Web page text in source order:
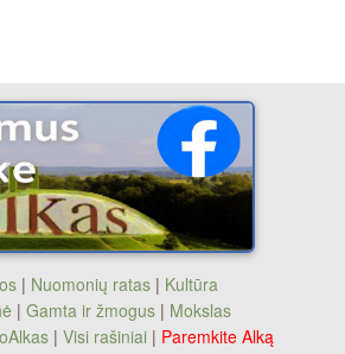
| Nuomonių ratas| Kultūra
| Gamta ir žmogus | Mokslas
| Visi rašiniai | Paremkite Alką